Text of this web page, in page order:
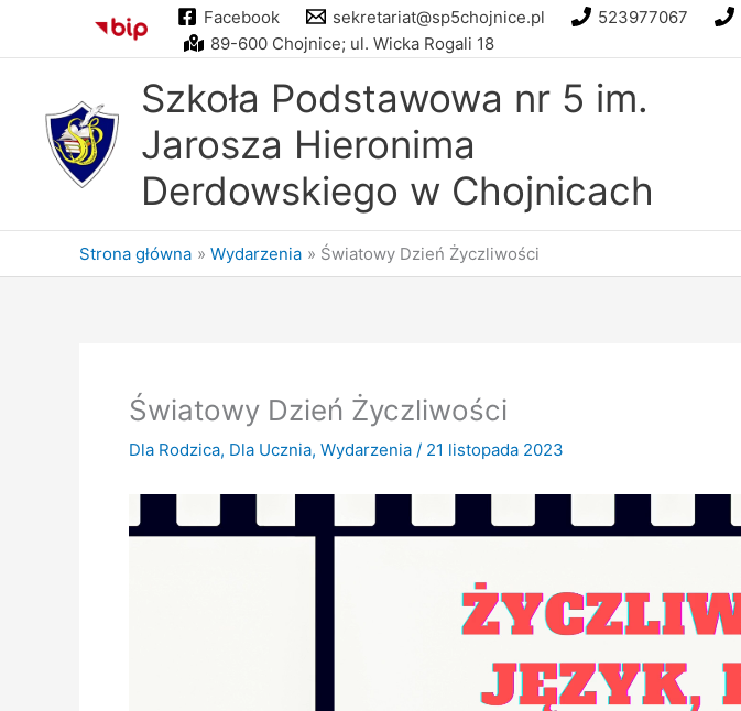
treści
Facebook sekretariat@sp5chojnice.pl 523977067
89-600 Chojnice; ul. Wicka Rogali 18
Szkoła Podstawowa nr 5 im.
Jarosza Hieronima
Derdowskiego w Chojnicach
Strona główna Wydarzenia Światowy Dzień Życzliwości
Światowy Dzień Życzliwości
Dla Rodzica, Dla Ucznia, Wydarzenia / 21 listopada 2023